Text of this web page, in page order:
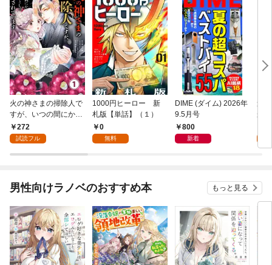
火の神さまの掃除人で
すが、いつの間にか花
嫁として溺愛されてい
ます【単話】（１）
272
試読フル
1000円ヒーロー 新
札版【単話】（１）
0
無料
DIME (ダイム) 2026年
9.5月号
800
新着
追
か
れ
（
男性向けラノベのおすすめ本 もっと見る